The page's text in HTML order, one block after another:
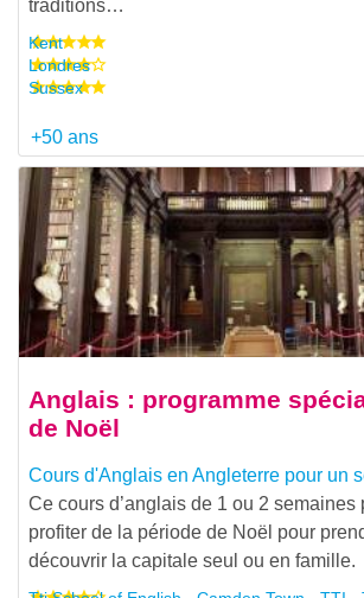
traditions…
Kent
Londres
Sussex
+50 ans
Anglais : programme
de Noël
Cours d'Anglais en Angleterre pour un
Ce cours d’anglais de 1 ou 2 semaines
profiter de la période de Noël pour
découvrir la capitale seul ou en famille.